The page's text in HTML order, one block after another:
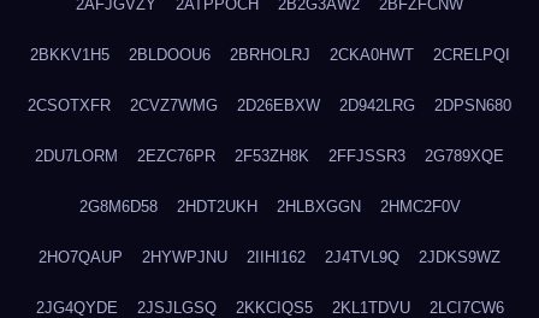
2AFJGVZY 2ATPPOCH 2B2G3AW2 2BFZFCNW
2BKKV1H5 2BLDOOU6 2BRHOLRJ 2CKA0HWT 2CRELPQI
2CSOTXFR 2CVZ7WMG 2D26EBXW 2D942LRG 2DPSN680
2DU7LORM 2EZC76PR 2F53ZH8K 2FFJSSR3 2G789XQE
2G8M6D58 2HDT2UKH 2HLBXGGN 2HMC2F0V
2HO7QAUP 2HYWPJNU 2IIHI162 2J4TVL9Q 2JDKS9WZ
2JG4QYDE 2JSJLGSQ 2KKCIQS5 2KL1TDVU 2LCI7CW6